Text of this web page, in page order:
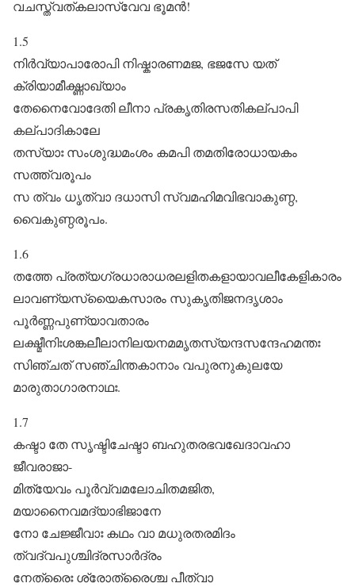
വചസ്ത്വത്കലാസ്വേവ ഭൂമൻ!
1.5
നിർവ്യാപാരോപി നിഷ്കാരണമജ, ഭജസേ യത്
ക്രിയാമീക്ഷ്ണാഖ്യാം
തേനൈവോദേതി ലീനാ പ്രകൃതിരസതികല്പാപി
കല്പാദികാലേ
തസ്യാഃ സംശുദ്ധമംശം കമപി തമതിരോധായകം
സത്ത്വരൂപം
സ ത്വം ധൃത്വാ ദധാസി സ്വമഹിമവിഭവാകുണ്ഠ,
വൈകുണ്ഠരൂപം.
1.6
തത്തേ പ്രത്യഗ്രധാരാധരലളിതകളായാവലീകേളികാരം
ലാവണ്യസ്യൈകസാരം സുകൃതിജനദൃശാം
പൂർ‌ണ്ണപുണ്യാവതാരം
ലക്ഷ്മീനിഃശങ്കലീലാനിലയനമമൃതസ്യന്ദസന്ദേഹമന്തഃ
സിഞ്ചത് സഞ്ചിന്തകാനാം വപുരനുകുലയേ
മാരുതാഗാരനാഥഃ.
1.7
കഷ്ടാ ‍തേ സൃഷ്ടിചേഷ്ടാ ബഹുതരഭവഖേദാവഹാ
ജീവരാജാ-
മിത്യേവം പൂർ‌വ്വമലോചിതമജിത,
മയാനൈവമദ്യാഭിജാനേ
നോ ചേജ്ജീവാഃ കഥം വാ മധുരതരമിദം
ത്വദ്വപുശ്ചിദ്രസാർ‌ദ്രം
നേത്രൈഃ ശ്രോത്രൈശ്ച പീത്വാ